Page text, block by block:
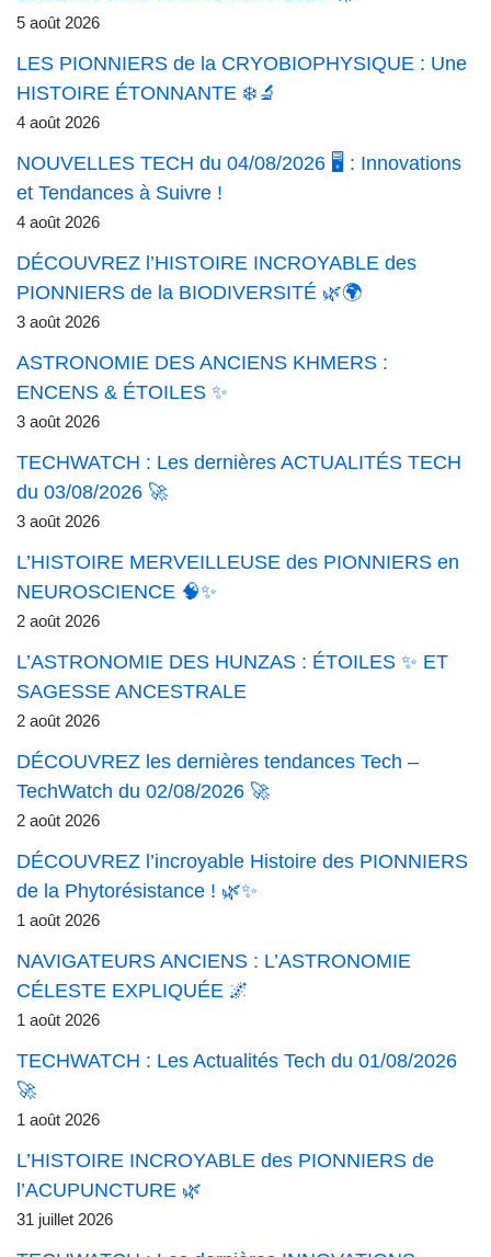
5 août 2026
LES PIONNIERS de la CRYOBIOPHYSIQUE : Une
HISTOIRE ÉTONNANTE ❄️🔬
4 août 2026
NOUVELLES TECH du 04/08/2026 🖥️ : Innovations
et Tendances à Suivre !
4 août 2026
DÉCOUVREZ l’HISTOIRE INCROYABLE des
PIONNIERS de la BIODIVERSITÉ 🌿🌍
3 août 2026
ASTRONOMIE DES ANCIENS KHMERS :
ENCENS & ÉTOILES ✨
3 août 2026
TECHWATCH : Les dernières ACTUALITÉS TECH
du 03/08/2026 🚀
3 août 2026
L’HISTOIRE MERVEILLEUSE des PIONNIERS en
NEUROSCIENCE 🧠✨
2 août 2026
L’ASTRONOMIE DES HUNZAS : ÉTOILES ✨ ET
SAGESSE ANCESTRALE
2 août 2026
DÉCOUVREZ les dernières tendances Tech –
TechWatch du 02/08/2026 🚀
2 août 2026
DÉCOUVREZ l’incroyable Histoire des PIONNIERS
de la Phytorésistance ! 🌿✨
1 août 2026
NAVIGATEURS ANCIENS : L’ASTRONOMIE
CÉLESTE EXPLIQUÉE 🌌
1 août 2026
TECHWATCH : Les Actualités Tech du 01/08/2026
🚀
1 août 2026
L’HISTOIRE INCROYABLE des PIONNIERS de
l’ACUPUNCTURE 🌿
31 juillet 2026